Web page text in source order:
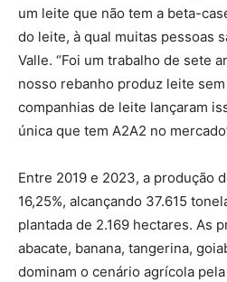
um leite que não tem a beta-
do leite, à qual muitas pessoas
Valle. “Foi um trabalho de sete
nosso rebanho produz leite
companhias de leite lançaram
única que tem A2A2 no
Entre 2019 e 2023, a produção
16,25%, alcançando 37.615
plantada de 2.169 hectares. As
abacate, banana, tangerina,
dominam o cenário agrícola